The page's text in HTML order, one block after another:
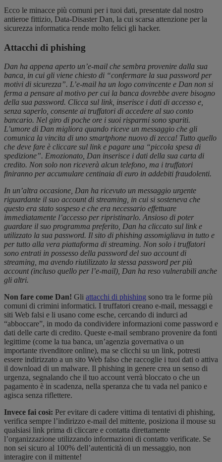
Ecco le minacce più comuni per i tuoi dati, presentate dal nostro
antieroe fittizio, Data-Disaster Dan, la cui scarsa attenzione per la
sicurezza informatica rende molto felici gli hacker.
Attacchi di phishing
Dan ha appena aperto un’e-mail che sembra provenire dalla sua
banca, in cui gli viene chiesto di “confermare la sua password per
motivi di sicurezza”. L’e-mail ha un logo convincente e Dan non si
ferma a pensare al motivo per cui la banca dovrebbe avere bisogno
della sua password. Clicca sul link, inserisce i dati di accesso e,
senza saperlo, consente ai truffatori di accedere al suo conto
bancario. Nel giro di poche ore i suoi risparmi sono spariti.
L’umore di Dan migliora quando riceve un messaggio che gli
comunica la vincita di uno smartphone nuovo di zecca! Tutto quello
che deve fare è cliccare sul link e pagare una “piccola spesa di
spedizione”. Emozionato, Dan inserisce i dati della sua carta di
credito. Non solo non riceverà alcun telefono, ma i truffatori
finiranno per accumulare centinaia di euro in addebiti fraudolenti.
In un’altra occasione, Dan ha ricevuto un messaggio urgente
riguardante il suo account di streaming, in cui si sosteneva che
questo era stato sospeso e che era necessario effettuare
immediatamente l’accesso per ripristinarlo. Ansioso di poter
guardare il suo programma preferito, Dan ha cliccato sul link e
utilizzato la sua password. Il sito di phishing assomigliava in tutto e
per tutto alla vera piattaforma di streaming. Non solo i truffatori
sono entrati in possesso della password del suo account di
streaming, ma avendo riutilizzato la stessa password per più
account (incluso quello per l’e-mail), Dan ha reso vulnerabili anche
gli altri.
Non fare come Dan! Gli attacchi di phishing sono tra le forme più
comuni di crimini informatici. I truffatori creano e-mail, messaggi e
siti Web falsi e li usano come esche, cercando di indurci ad
“abboccare”, in modo da condividere informazioni come password e
dati delle carte di credito. Queste e-mail sembrano provenire da fonti
legittime (come la tua banca, un’agenzia governativa o un
importante rivenditore online), ma se clicchi su un link, potresti
essere indirizzato a un sito Web falso che raccoglie i tuoi dati o attiva
il download di un malware. Il phishing in genere crea un senso di
urgenza, segnalando che il tuo account verrà bloccato o che un
pagamento è in scadenza, nella speranza che tu vada nel panico e
agisca senza riflettere.
Invece fai così: Per evitare di cadere vittima di tentativi di phishing,
verifica sempre l’indirizzo e-mail del mittente, posiziona il mouse su
qualsiasi link prima di cliccare e contatta direttamente
l’organizzazione utilizzando informazioni di contatto verificate. Se
non sei sicuro al 100% dell’autenticità di un messaggio, non
interagire con il mittente!